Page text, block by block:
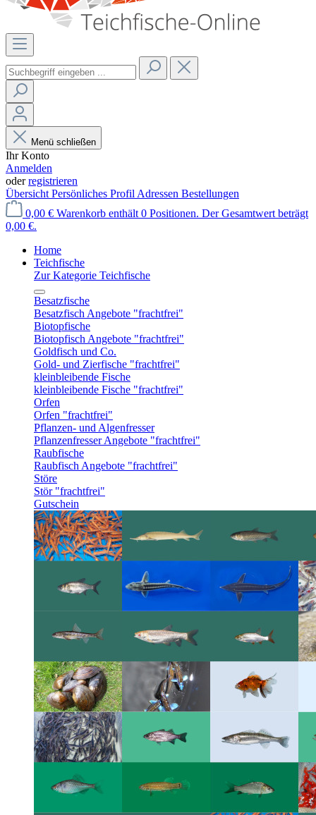
Menü schließen
Ihr Konto
Anmelden
oderregistrieren
Übersicht Persönliches Profil Adressen Bestellungen
0,00 € Warenkorb enthält 0 Positionen. Der Gesamtwert beträgt
0,00 €.
Home
Teichfische
Zur Kategorie Teichfische
Besatzfische
Besatzfisch Angebote "frachtfrei"
Biotopfische
Biotopfisch Angebote "frachtfrei"
Goldfisch und Co.
Gold- und Zierfische "frachtfrei"
kleinbleibende Fische
kleinbleibende Fische "frachtfrei"
Orfen
Orfen "frachtfrei"
Pflanzen- und Algenfresser
Pflanzenfresser Angebote "frachtfrei"
Raubfische
Raubfisch Angebote "frachtfrei"
Störe
Stör "frachtfrei"
Gutschein